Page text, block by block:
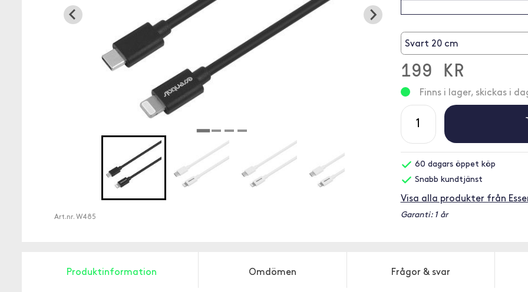
Art.nr. W485
Svart 20 cm
199 KR
Finns i lager, skickas i
60 dagars öppet köp
Snabb kundtjänst
Visa alla produkter från
Garanti: 1 år
Produktinformation Omdömen Frågor & svar